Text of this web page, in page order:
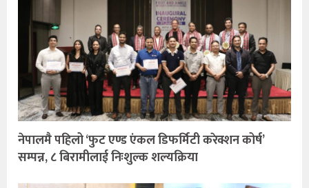
नेपालमै पहिलो ‘फुट एण्ड एंकल डिफर्मिटी करेक्शन कोर्ष’
सम्पन्न, ८ बिरामीलाई निःशुल्क शल्यक्रिया